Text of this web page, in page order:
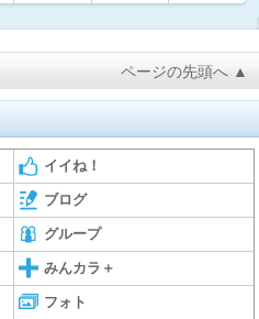
ページの先頭へ ▲
イイね！
ブログ
グループ
みんカラ＋
フォト